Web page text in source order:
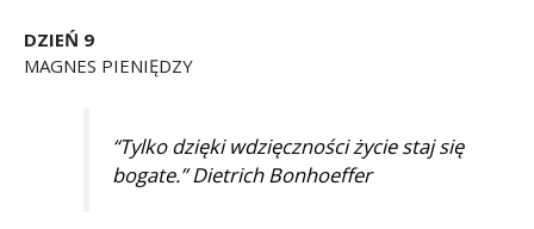
DZIEŃ 9
MAGNES PIENIĘDZY
“Tylko dzięki wdzięczności życie staj się
bogate.” Dietrich Bonhoeffer